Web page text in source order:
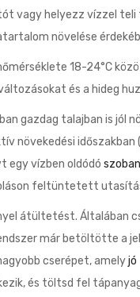
vagy helyezz vízzel teli
növelése
18-24°C
és a hideg
gazdag talajban is jól
növekedési
egy vízben oldódó
feltüntetett
átültetést. Általában
már betöltötte a
cserépet, amelyjó
és töltsd fel